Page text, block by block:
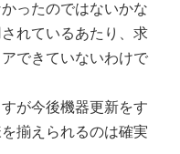
ったのではないかな
れているあたり、求
できていないわけで
が今後機器更新をす
揃えられるのは確実